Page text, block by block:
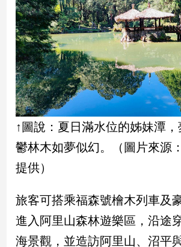
娛
樂
娛
樂
星
聞
流
行/
時
尚
追
星
生
活
↑圖說：夏日滿水位的姊妹潭
鬱林木如夢似幻。（圖片來源
提供）
旅客可搭乘福森號檜木列車及
進入阿里山森林遊樂區，沿途
海景觀，並造訪阿里山、沼平